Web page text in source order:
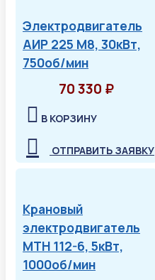
Электродвигатель
АИР 225 М8, 30кВт,
750об/мин
70 330 ₽
В КОРЗИНУ
ОТПРАВИТЬ ЗАЯВКУ
Крановый
электродвигатель
МТН 112-6, 5кВт,
1000об/мин